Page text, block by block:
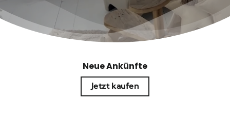
Neue Ankünfte
Jetzt kaufen